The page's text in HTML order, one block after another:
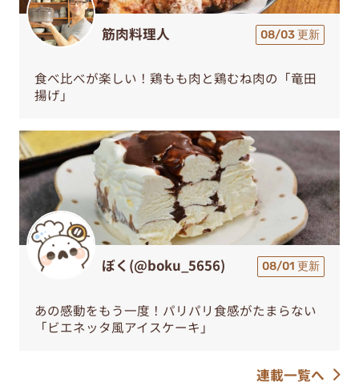
筋肉料理人 08/03 更新
食べ比べが楽しい！鶏もも肉と鶏むね肉の「竜田
揚げ」
ぼく(@boku_5656) 08/01 更新
あの感動をもう一度！パリパリ食感がたまらない
「ビエネッタ風アイスケーキ」
連載一覧へ